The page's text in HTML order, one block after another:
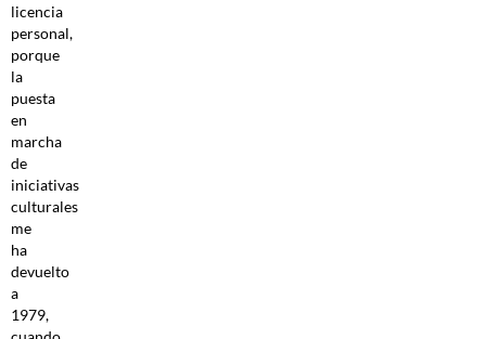
licencia
personal,
porque
la
puesta
en
marcha
de
iniciativas
culturales
me
ha
devuelto
a
1979,